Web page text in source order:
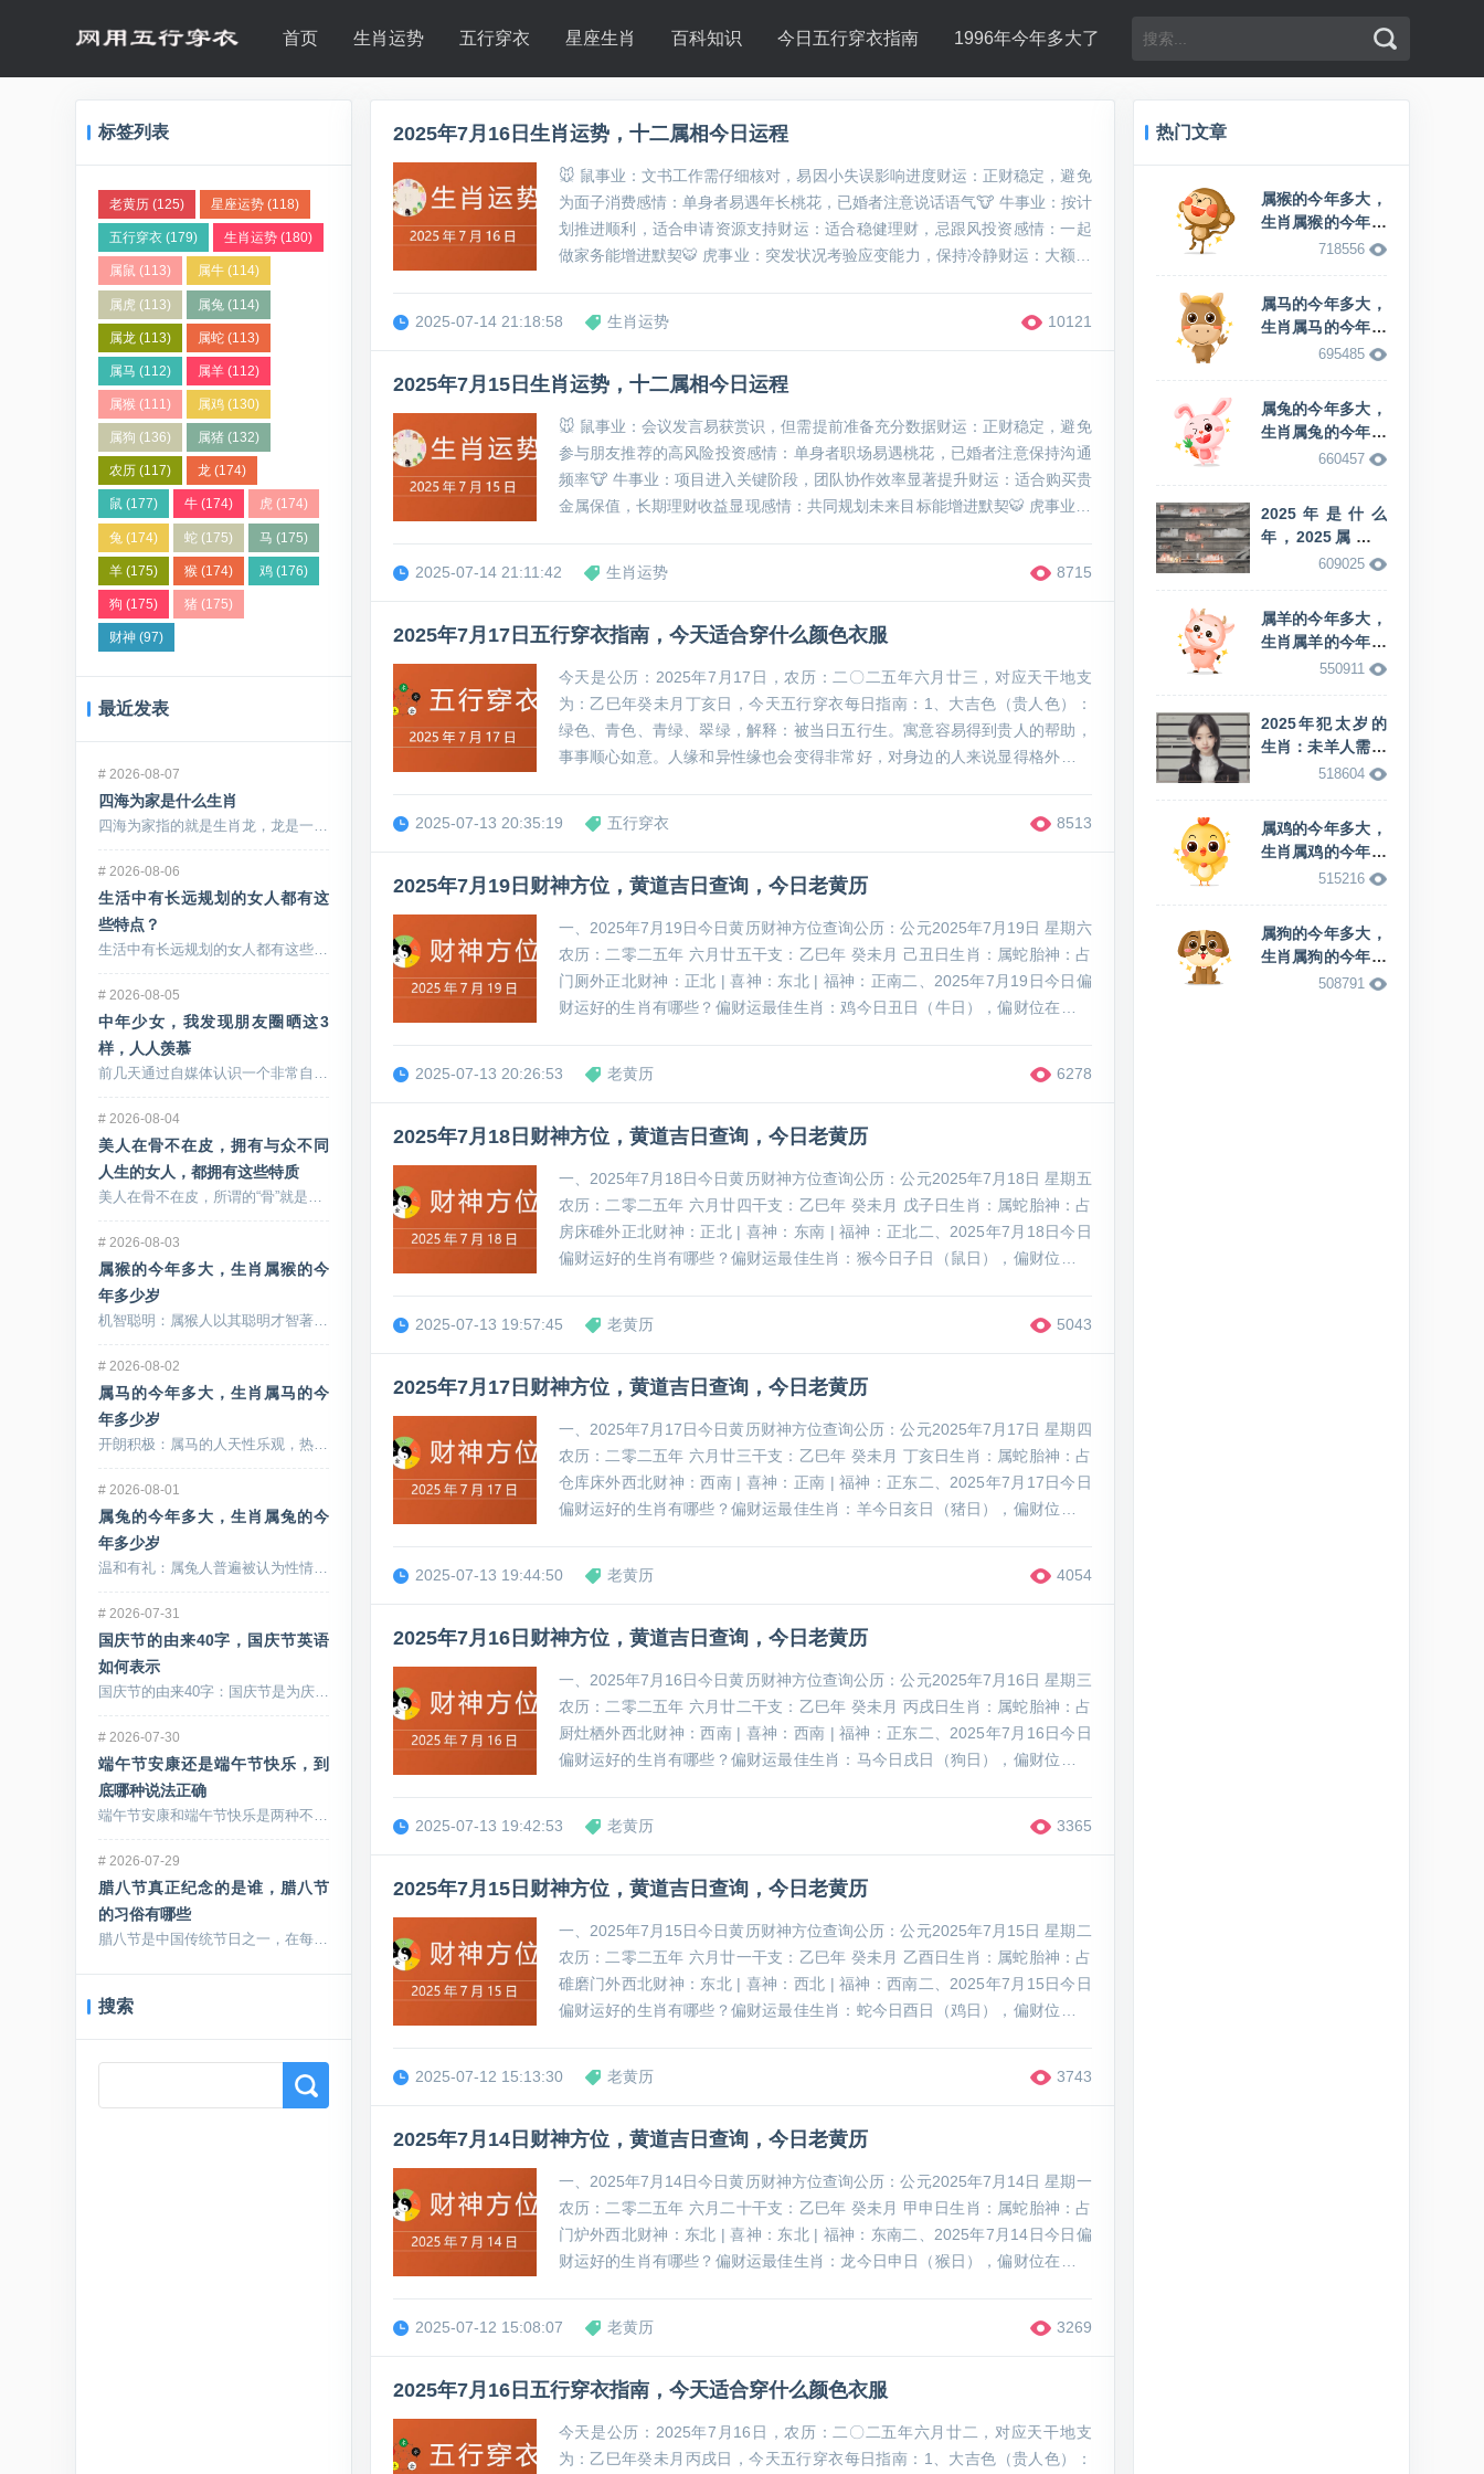
首页 生肖运势 五行穿衣 星座生肖 百科知识 今日五行穿衣指南 1996年今年多大了
标签列表
老黄历(125) 星座运势(118)
五行穿衣(179) 生肖运势(180)
属鼠(113) 属牛(114)
属虎 (113) 属兔 (114)
属龙(113) 属蛇(113)
属马 (112) 属羊(112)
属猴 (111) 属鸡(130)
属狗 (136) 属猪(132)
农历(117) 龙(174)
鼠(177) 牛(174) 虎(174)
兔 (174) 蛇(175) 马 (175)
羊(175) 猴(174) 鸡(176)
狗 (175) 猪(175)
财神(97)
最近发表
# 2026-08-07
四海为家是什么生肖
四海为家指的就是生肖龙，龙是一种虚拟性动物。相传龙...
# 2026-08-06
生活中有长远规划的女人都有这
些特点？
生活中有长远规划的女人都有这些特点，虽然她们没有漂...
# 2026-08-05
中年少女，我发现朋友圈晒这3
样，人人羡慕
前几天通过自媒体认识一个非常自律的中年少女妈妈，看...
# 2026-08-04
美人在骨不在皮，拥有与众不同
人生的女人，都拥有这些特质
美人在骨不在皮，所谓的“骨”就是指灵魂的高度和格局...
# 2026-08-03
属猴的今年多大，生肖属猴的今
年多少岁
机智聪明：属猴人以其聪明才智著称，善于思考和解决问...
# 2026-08-02
属马的今年多大，生肖属马的今
年多少岁
开朗积极：属马的人天性乐观，热情洋溢，他们对待生活...
# 2026-08-01
属兔的今年多大，生肖属兔的今
年多少岁
温和有礼：属兔人普遍被认为性情温和，待人接物十分有...
# 2026-07-31
国庆节的由来40字，国庆节英语
如何表示
国庆节的由来40字：国庆节是为庆祝中华人民共和国的...
# 2026-07-30
端午节安康还是端午节快乐，到
底哪种说法正确
端午节安康和端午节快乐是两种不同的祝福词语，传递着...
# 2026-07-29
腊八节真正纪念的是谁，腊八节
的习俗有哪些
腊八节是中国传统节日之一，在每年农历腊月初八庆祝。...
搜索
2025年7月16日生肖运势，十二属相今日运程
🐭 鼠事业：文书工作需仔细核对，易因小失误影响进度财运：正财稳定，避免
为面子消费感情：单身者易遇年长桃花，已婚者注意说话语气🐮 牛事业：按计
划推进顺利，适合申请资源支持财运：适合稳健理财，忌跟风投资感情：一起
做家务能增进默契🐯 虎事业：突发状况考验应变能力，保持冷静财运：大额支
2025-07-14 21:18:58 生肖运势 10121
2025年7月15日生肖运势，十二属相今日运程
🐭 鼠事业：会议发言易获赏识，但需提前准备充分数据财运：正财稳定，避免
参与朋友推荐的高风险投资感情：单身者职场易遇桃花，已婚者注意保持沟通
频率🐮 牛事业：项目进入关键阶段，团队协作效率显著提升财运：适合购买贵
金属保值，长期理财收益显现感情：共同规划未来目标能增进默契🐯 虎事业：
2025-07-14 21:11:42 生肖运势 8715
2025年7月17日五行穿衣指南，今天适合穿什么颜色衣服
今天是公历：2025年7月17日，农历：二〇二五年六月廿三，对应天干地支
为：乙巳年癸未月丁亥日，今天五行穿衣每日指南：1、大吉色（贵人色）：
绿色、青色、青绿、翠绿，解释：被当日五行生。寓意容易得到贵人的帮助，
事事顺心如意。人缘和异性缘也会变得非常好，对身边的人来说显得格外有魅
2025-07-13 20:35:19 五行穿衣 8513
2025年7月19日财神方位，黄道吉日查询，今日老黄历
一、2025年7月19日今日黄历财神方位查询公历：公元2025年7月19日 星期六
农历：二零二五年 六月廿五干支：乙巳年 癸未月 己丑日生肖：属蛇胎神：占
门厕外正北财神：正北 | 喜神：东北 | 福神：正南二、2025年7月19日今日偏
财运好的生肖有哪些？偏财运最佳生肖：鸡今日丑日（牛日），偏财位在正南
2025-07-13 20:26:53 老黄历 6278
2025年7月18日财神方位，黄道吉日查询，今日老黄历
一、2025年7月18日今日黄历财神方位查询公历：公元2025年7月18日 星期五
农历：二零二五年 六月廿四干支：乙巳年 癸未月 戊子日生肖：属蛇胎神：占
房床碓外正北财神：正北 | 喜神：东南 | 福神：正北二、2025年7月18日今日
偏财运好的生肖有哪些？偏财运最佳生肖：猴今日子日（鼠日），偏财位在东
2025-07-13 19:57:45 老黄历 5043
2025年7月17日财神方位，黄道吉日查询，今日老黄历
一、2025年7月17日今日黄历财神方位查询公历：公元2025年7月17日 星期四
农历：二零二五年 六月廿三干支：乙巳年 癸未月 丁亥日生肖：属蛇胎神：占
仓库床外西北财神：西南 | 喜神：正南 | 福神：正东二、2025年7月17日今日
偏财运好的生肖有哪些？偏财运最佳生肖：羊今日亥日（猪日），偏财位在正
2025-07-13 19:44:50 老黄历 4054
2025年7月16日财神方位，黄道吉日查询，今日老黄历
一、2025年7月16日今日黄历财神方位查询公历：公元2025年7月16日 星期三
农历：二零二五年 六月廿二干支：乙巳年 癸未月 丙戌日生肖：属蛇胎神：占
厨灶栖外西北财神：西南 | 喜神：西南 | 福神：正东二、2025年7月16日今日
偏财运好的生肖有哪些？偏财运最佳生肖：马今日戌日（狗日），偏财位在西
2025-07-13 19:42:53 老黄历 3365
2025年7月15日财神方位，黄道吉日查询，今日老黄历
一、2025年7月15日今日黄历财神方位查询公历：公元2025年7月15日 星期二
农历：二零二五年 六月廿一干支：乙巳年 癸未月 乙酉日生肖：属蛇胎神：占
碓磨门外西北财神：东北 | 喜神：西北 | 福神：西南二、2025年7月15日今日
偏财运好的生肖有哪些？偏财运最佳生肖：蛇今日酉日（鸡日），偏财位在正
2025-07-12 15:13:30 老黄历 3743
2025年7月14日财神方位，黄道吉日查询，今日老黄历
一、2025年7月14日今日黄历财神方位查询公历：公元2025年7月14日 星期一
农历：二零二五年 六月二十干支：乙巳年 癸未月 甲申日生肖：属蛇胎神：占
门炉外西北财神：东北 | 喜神：东北 | 福神：东南二、2025年7月14日今日偏
财运好的生肖有哪些？偏财运最佳生肖：龙今日申日（猴日），偏财位在西南
2025-07-12 15:08:07 老黄历 3269
2025年7月16日五行穿衣指南，今天适合穿什么颜色衣服
今天是公历：2025年7月16日，农历：二〇二五年六月廿二，对应天干地支
为：乙巳年癸未月丙戌日，今天五行穿衣每日指南：1、大吉色（贵人色）：
热门文章
属猴的今年多大，
生肖属猴的今年多
718556
属马的今年多大，
生肖属马的今年多
695485
属兔的今年多大，
生肖属兔的今年多
660457
2025年是什么
年，2025属什么
生肖，这年的蛇命
609025
属羊的今年多大，
生肖属羊的今年多
550911
2025年犯太岁的
生肖：未羊人需警
惕运势变化518604
属鸡的今年多大，
生肖属鸡的今年多
515216
属狗的今年多大，
生肖属狗的今年多
508791